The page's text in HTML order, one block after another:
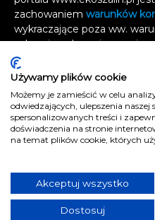
zachowaniem warunków
wykraczające poza ww.
zabronione bez pisemnej
się, w jaki sposób możesz
wykorzystanie treści.
Naruszenie tych zasad jest
odpowiedzialnością karną.
Wszelkie prawa zastrzeżone.
Kontakt
Polityka prywatności
koszalin.pl
Używamy plików cookie
Możemy je zamieścić w celu
odwiedzających, ulepszenia
spersonalizowanych treści i
doświadczenia na stronie
na temat plików cookie, których
Akceptuj wszystko
Dostosuj